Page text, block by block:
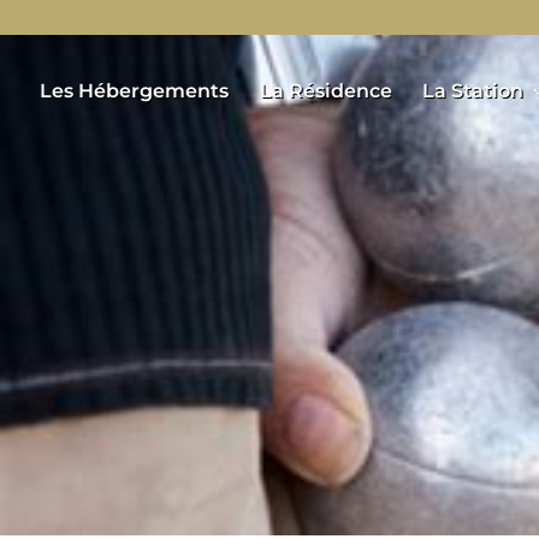
Les Hébergements La Résidence La Station